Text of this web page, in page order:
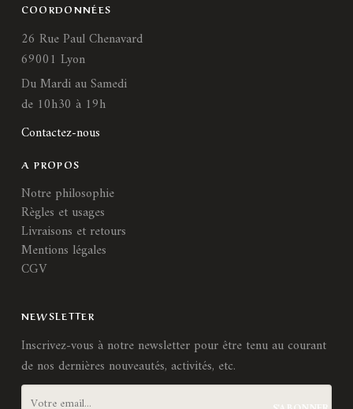
COORDONNÉES
26 Rue Paul Chenavard
69001 Lyon
Du Mardi au Samedi
de 10h30 à 19h
Contactez-nous
A PROPOS
Notre philosophie
Règles et usages
Livraisons et retours
Mentions légales
CGV
NEWSLETTER
Inscrivez-vous à notre newsletter pour être tenu au courant
de nos dernières nouveautés, activités, etc.